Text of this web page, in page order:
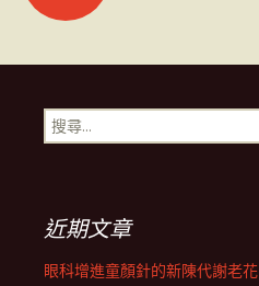
章
導
列
搜
尋
近期文章
眼科增進童顏針的新陳代謝老花